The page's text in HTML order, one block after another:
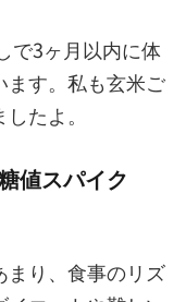
で3ヶ月以内に体
ます。私も玄米ご
たよ。
値スパイク
まり、食事のリズ